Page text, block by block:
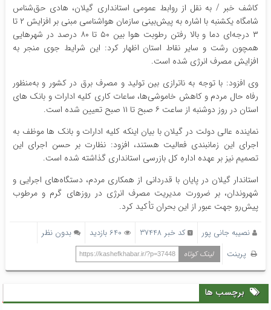
کاشف خبر / به نقل از روابط عمومی استانداری گیلان، هادی حق‌شناس
شامگاه یکشنبه با اشاره به پیش‌بینی سازمان هواشناسی مبنی بر افزایش ۲ تا
۳ درجه‌ای دما و بالا رفتن رطوبت هوا بین ۵۰ تا ۸۰ درصد در شهرهایی
همچون رشت و سایر نقاط استان اظهار کرد: این شرایط جوی منجر به
افزایش مصرف انرژی شده است.
وی افزود: با توجه به ناترازی بین تولید و مصرف برق در کشور و به‌منظور
رفاه حال مردم و کاهش خاموشی‌ها، ساعات کاری کلیه ادارات و بانک های
استان در روز دوشنبه از ساعت ۶ صبح تا ۱۱ صبح تعیین شده است.
نماینده عالی دولت در گیلان با بیان اینکه کلیه ادارات و بانک ها موظف به
اجرای این زمانبندی فعالیت هستند، افزود: نظارت بر حسن اجرای این
تصمیم نیز بر عهده اداره کل بازرسی استانداری گذاشته شده است.
استاندار گیلان در پایان با قدردانی از همکاری مردم، دستگاه‌های اجرایی و
شهروندان، بر ضرورت مدیریت مصرف انرژی در روزهای گرم و مرطوب
پیش‌رو جهت عبور از این بحران تأکید کرد.
نصیبه جانی پور کد خبر 37448 640 بازدید
بدون نظر
پرینت
لینک کوتاه https://kashefkhabar.ir/?p=37448
برچسب ها